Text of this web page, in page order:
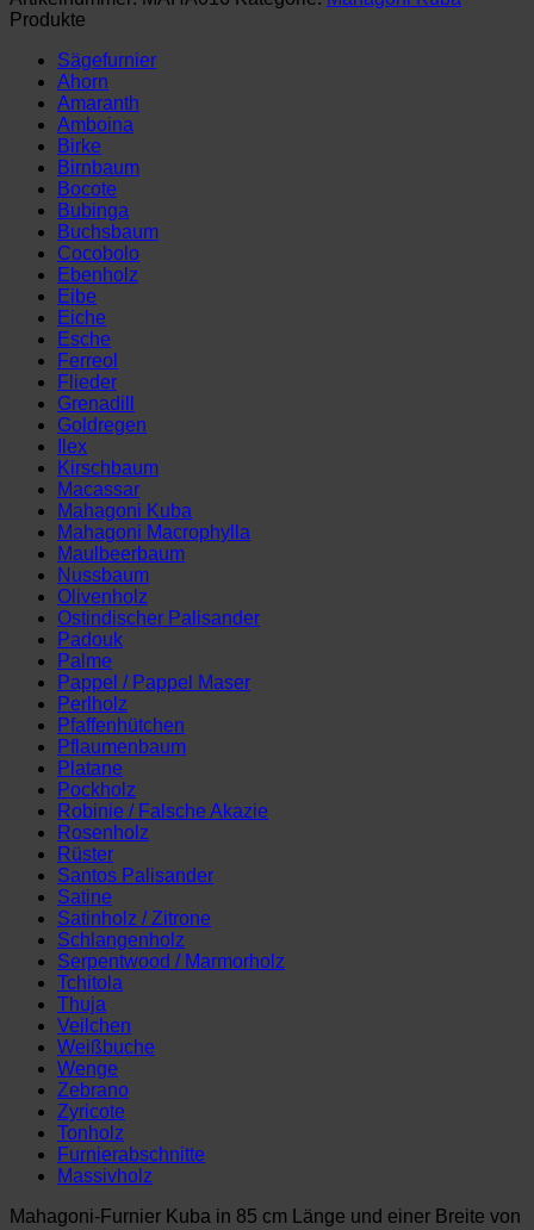
1,5
mm
(85
x
43
cm)
mit
Vogelaugen
Menge
Produkte
Sägefurnier
Ahorn
Amaranth
Amboina
Birke
Birnbaum
Bocote
Bubinga
Buchsbaum
Cocobolo
Ebenholz
Eibe
Eiche
Esche
Ferreol
Flieder
Grenadill
Goldregen
Ilex
Kirschbaum
Macassar
Mahagoni Kuba
Mahagoni Macrophylla
Maulbeerbaum
Nussbaum
Olivenholz
Ostindischer Palisander
Padouk
Palme
Pappel / Pappel Maser
Perlholz
Pfaffenhütchen
Pflaumenbaum
Platane
Pockholz
Robinie / Falsche Akazie
Rosenholz
Rüster
Santos Palisander
Satine
Satinholz / Zitrone
Schlangenholz
Serpentwood / Marmorholz
Tchitola
Thuja
Veilchen
Weißbuche
Wenge
Zebrano
Zyricote
Tonholz
Furnierabschnitte
Massivholz
Mahagoni-Furnier Kuba in 85 cm Länge und einer Breite von